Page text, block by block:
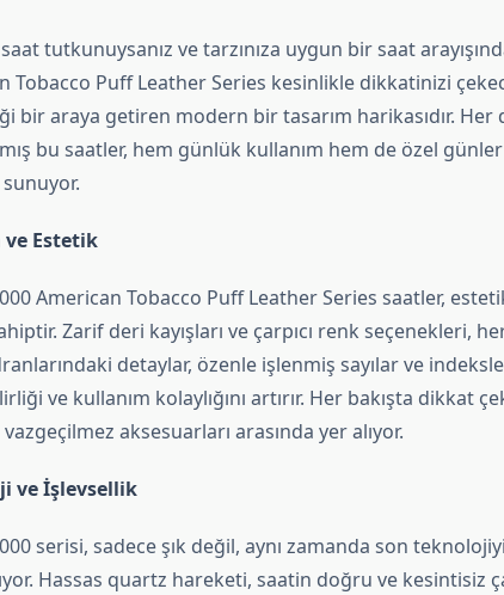
tutkunuysanız ve tarzınıza uygun bir saat
Tobacco Puff Leather Series kesinlikle dikkatinizi
bir araya getiren modern bir tasarım harikasıdır. Her
bu saatler, hem günlük kullanım hem de özel
ve Estetik
American Tobacco Puff Leather Series saatler,
Zarif deri kayışları ve çarpıcı renk seçenekleri,
detaylar, özenle işlenmiş sayılar ve
ve kullanım kolaylığını artırır. Her bakışta dikkat
vazgeçilmez aksesuarları arasında yer alıyor.
ve İşlevsellik
serisi, sadece şık değil, aynı zamanda son
Hassas quartz hareketi, saatin doğru ve kesintisiz